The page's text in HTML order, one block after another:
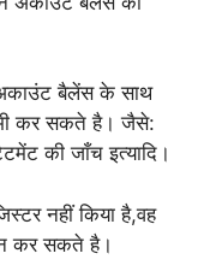
अकाउंट बैलेंस के साथ
कर सकते है। जैसे:
की जाँच इत्यादि।
नहीं किया है,वह
कर सकते है।